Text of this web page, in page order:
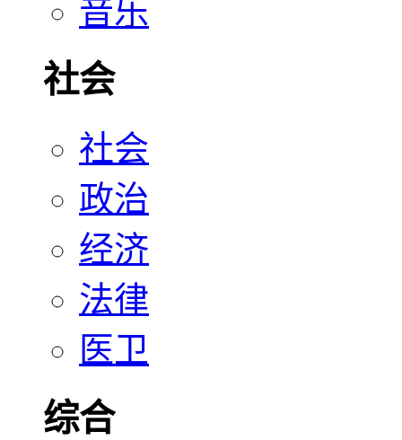
音乐
社会
社会
政治
经济
法律
医卫
综合